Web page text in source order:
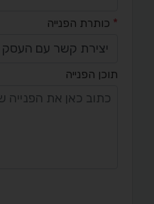
* כותרת הפנייה
תוכן הפנייה